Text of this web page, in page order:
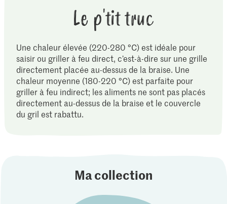
Le p'tit truc
Une chaleur élevée (220-280 °C) est idéale pour
saisir ou griller à feu direct, c’est-à-dire sur une grille
directement placée au-dessus de la braise. Une
chaleur moyenne (180-220 °C) est parfaite pour
griller à feu indirect; les aliments ne sont pas placés
directement au-dessus de la braise et le couvercle
du gril est rabattu.
Ma collection